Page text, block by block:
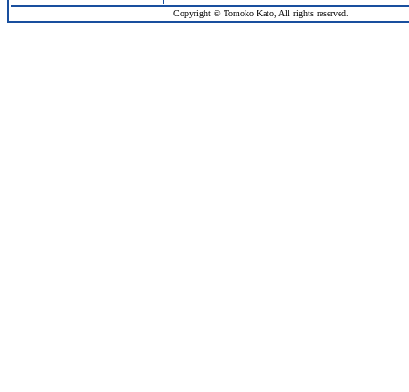
Copyright © Tomoko Kato, All rights reserved.